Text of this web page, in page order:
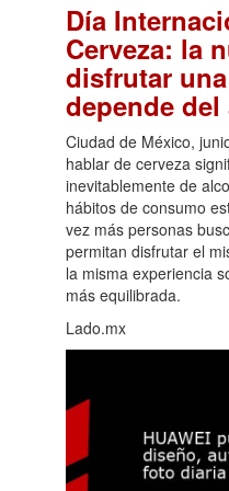
Día
Cerveza: la
disfrutar
depende
Ciudad de México,
hablar de cerveza
inevitablemente de
hábitos de consumo
vez más personas
permitan disfrutar el
la misma experiencia
más equilibrada.
Lado.mx